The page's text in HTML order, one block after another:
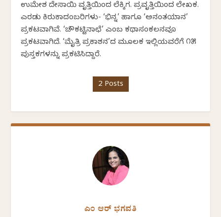
ಉಮೇಶ ದೇಸಾಯಿ ವೃತ್ತಿಯಿಂದ ಲೆಕ್ಕಿಗ. ಪ್ರವೃತ್ತಿಯಿಂದ ಲೇಖಕ.
ಎರಡು ಕಿರುಕಾದಂಬರಿಗಳು- ‘ಭಿನ್ನ’ ಹಾಗೂ ‘ಅನಂತಯಾನ’
ಪ್ರಕಟವಾಗಿವೆ. ‘ಚೌಕಟ್ಟಿನಾಛೆ’ ಎಂಬ ಕಥಾಸಂಕಲನವೂ
ಪ್ರಕಟವಾಗಿದೆ. ‘ಮೈತ್ರಿ ಪ್ರಕಾಶನ’ದ ಮೂಲಕ ಇಲ್ಲಿಯವರೆಗೆ ೧೫
ಪುಸ್ತಕಗಳನ್ನು ಪ್ರಕಟಿಸಿದ್ದಾರೆ.
2 Posts
ಎಂ ಆರ್ ಭಗವತಿ